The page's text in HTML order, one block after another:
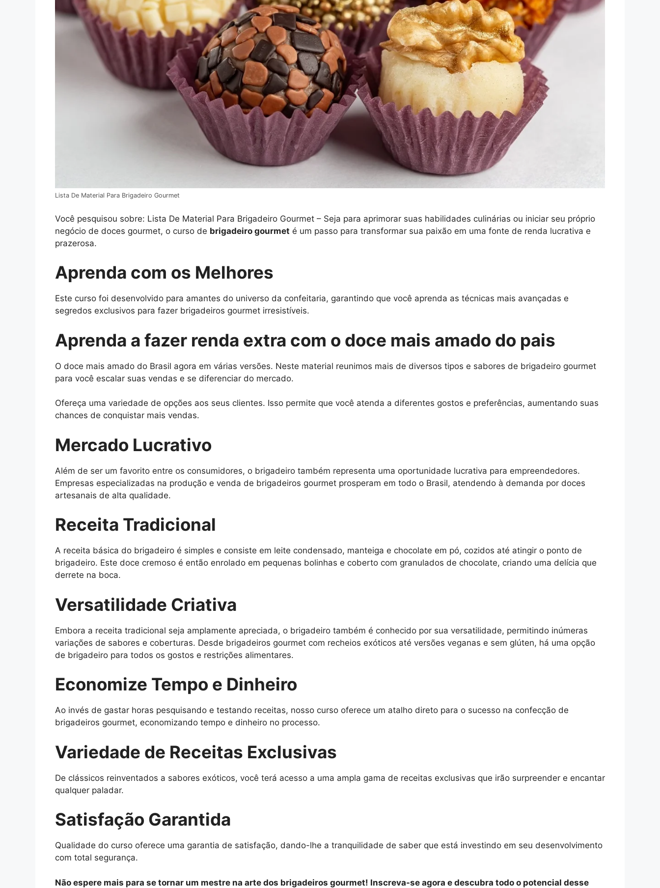
Lista De Material Para Brigadeiro Gourmet
Você pesquisou sobre: Lista De Material Para Brigadeiro Gourmet – Seja para aprimorar suas habilidades culinárias ou iniciar seu próprio
negócio de doces gourmet, o curso de brigadeiro gourmet é um passo para transformar sua paixão em uma fonte de renda lucrativa e
prazerosa.
Aprenda com os Melhores
Este curso foi desenvolvido para amantes do universo da confeitaria, garantindo que você aprenda as técnicas mais avançadas e
segredos exclusivos para fazer brigadeiros gourmet irresistíveis.
Aprenda a fazer renda extra com o doce mais amado do pais
O doce mais amado do Brasil agora em várias versões. Neste material reunimos mais de diversos tipos e sabores de brigadeiro gourmet
para você escalar suas vendas e se diferenciar do mercado.
Ofereça uma variedade de opções aos seus clientes. Isso permite que você atenda a diferentes gostos e preferências, aumentando suas
chances de conquistar mais vendas.
Mercado Lucrativo
Além de ser um favorito entre os consumidores, o brigadeiro também representa uma oportunidade lucrativa para empreendedores.
Empresas especializadas na produção e venda de brigadeiros gourmet prosperam em todo o Brasil, atendendo à demanda por doces
artesanais de alta qualidade.
Receita Tradicional
A receita básica do brigadeiro é simples e consiste em leite condensado, manteiga e chocolate em pó, cozidos até atingir o ponto de
brigadeiro. Este doce cremoso é então enrolado em pequenas bolinhas e coberto com granulados de chocolate, criando uma delícia que
derrete na boca.
Versatilidade Criativa
Embora a receita tradicional seja amplamente apreciada, o brigadeiro também é conhecido por sua versatilidade, permitindo inúmeras
variações de sabores e coberturas. Desde brigadeiros gourmet com recheios exóticos até versões veganas e sem glúten, há uma opção
de brigadeiro para todos os gostos e restrições alimentares.
Economize Tempo e Dinheiro
Ao invés de gastar horas pesquisando e testando receitas, nosso curso oferece um atalho direto para o sucesso na confecção de
brigadeiros gourmet, economizando tempo e dinheiro no processo.
Variedade de Receitas Exclusivas
De clássicos reinventados a sabores exóticos, você terá acesso a uma ampla gama de receitas exclusivas que irão surpreender e encantar
qualquer paladar.
Satisfação Garantida
Qualidade do curso oferece uma garantia de satisfação, dando-lhe a tranquilidade de saber que está investindo em seu desenvolvimento
com total segurança.
Não espere mais para se tornar um mestre na arte dos brigadeiros gourmet! Inscreva-se agora e descubra todo o potencial desse